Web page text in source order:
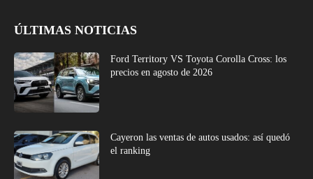
ÚLTIMAS NOTICIAS
Ford Territory VS Toyota Corolla Cross: los
precios en agosto de 2026
Cayeron las ventas de autos usados: así quedó
el ranking